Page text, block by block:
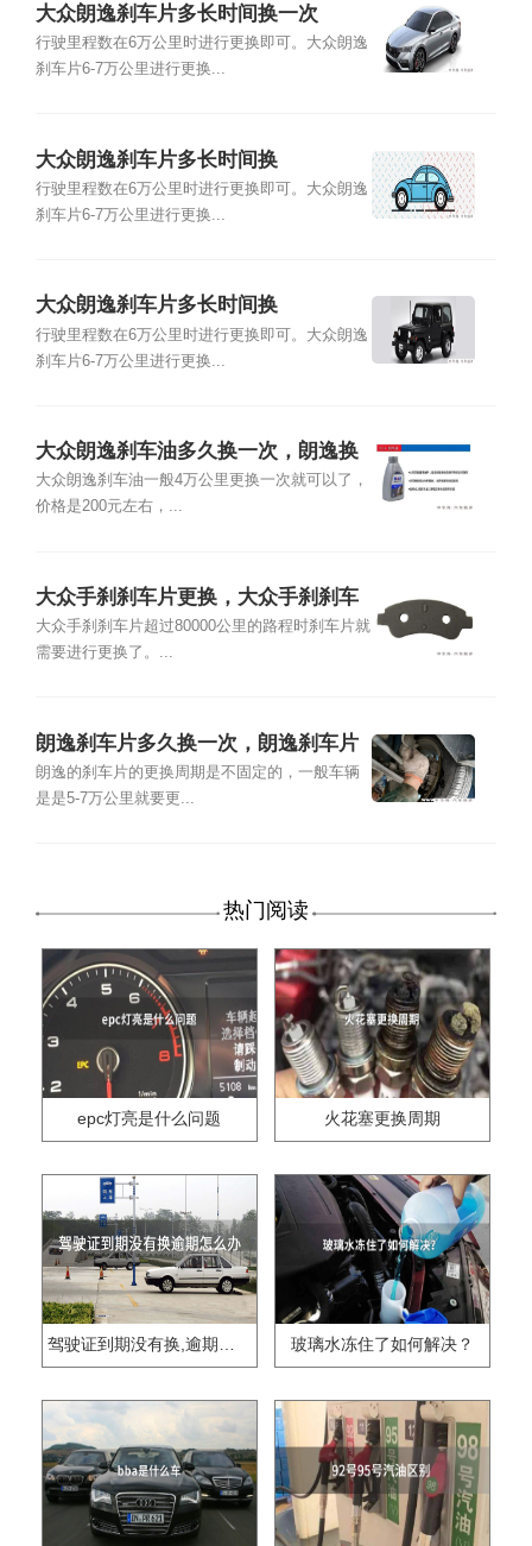
大众朗逸刹车片多长时间换一次
行驶里程数在6万公里时进行更换即可。大众朗逸
刹车片6-7万公里进行更换...
大众朗逸刹车片多长时间换
行驶里程数在6万公里时进行更换即可。大众朗逸
刹车片6-7万公里进行更换...
大众朗逸刹车片多长时间换
行驶里程数在6万公里时进行更换即可。大众朗逸
刹车片6-7万公里进行更换...
大众朗逸刹车油多久换一次，朗逸换
刹车油多少钱
大众朗逸刹车油一般4万公里更换一次就可以了，
价格是200元左右，...
大众手刹刹车片更换，大众手刹刹车
片多久换
大众手刹刹车片超过80000公里的路程时刹车片就
需要进行更换了。...
朗逸刹车片多久换一次，朗逸刹车片
更换方法
朗逸的刹车片的更换周期是不固定的，一般车辆
是是5-7万公里就要更...
热门阅读
epc灯亮是什么问题 火花塞更换周期
驾驶证到期没有换,逾期怎么办?? 玻璃水冻住了如何解决？